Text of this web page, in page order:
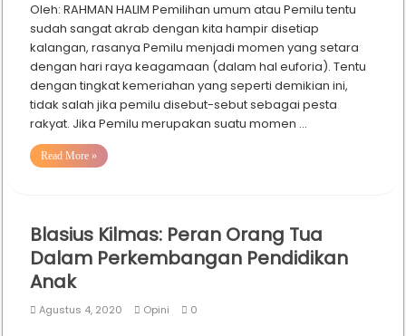
Oleh: RAHMAN HALIM Pemilihan umum atau Pemilu tentu
sudah sangat akrab dengan kita hampir disetiap
kalangan, rasanya Pemilu menjadi momen yang setara
dengan hari raya keagamaan (dalam hal euforia). Tentu
dengan tingkat kemeriahan yang seperti demikian ini,
tidak salah jika pemilu disebut-sebut sebagai pesta
rakyat. Jika Pemilu merupakan suatu momen …
Read More »
Blasius Kilmas: Peran Orang Tua
Dalam Perkembangan Pendidikan
Anak
Agustus 4, 2020 Opini 0